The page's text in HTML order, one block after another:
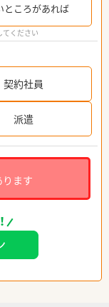
ところがあれば
てください
契約社員
派遣
ります